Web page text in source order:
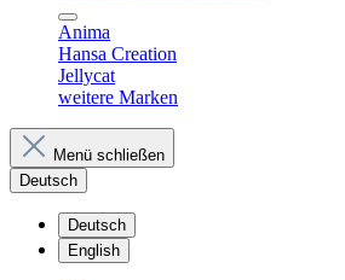
Anima
Hansa Creation
Jellycat
weitere Marken
Menü schließen
Deutsch
Deutsch
English